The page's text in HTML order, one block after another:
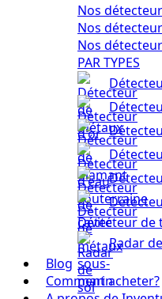
Nos
Nos
Nos
PAR TYPES
Détecteur de
Radar
Blog
Comment acheter?